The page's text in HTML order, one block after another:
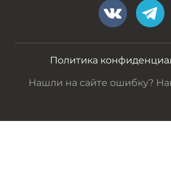
Политика
Нашли на сайте ошибку?